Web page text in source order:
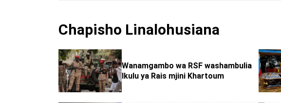
Chapisho Linalohusiana
Wanamgambo wa RSF washambulia
Ikulu ya Rais mjini Khartoum